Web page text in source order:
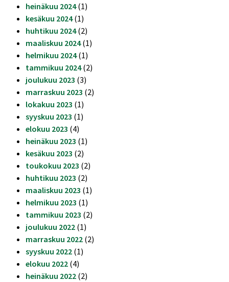
heinäkuu 2024(1)
kesäkuu 2024(1)
huhtikuu 2024(2)
maaliskuu 2024(1)
helmikuu 2024(1)
tammikuu 2024(2)
joulukuu 2023 (3)
marraskuu 2023 (2)
lokakuu 2023 (1)
syyskuu 2023 (1)
elokuu 2023 (4)
heinäkuu 2023 (1)
kesäkuu 2023 (2)
toukokuu 2023 (2)
huhtikuu 2023 (2)
maaliskuu 2023 (1)
helmikuu 2023 (1)
tammikuu 2023 (2)
joulukuu 2022 (1)
marraskuu 2022 (2)
syyskuu 2022 (1)
elokuu 2022 (4)
heinäkuu 2022 (2)